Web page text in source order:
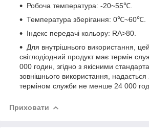
Робоча температура: -20~55℃.
Температура зберігання: 0℃~60℃.
Індекс передачі кольору: RA>80.
Для внутрішнього використання,
світлодіодний продукт має термін
000 годин, згідно з якісними
зовнішнього використання, надається
терміном служби не менше 24 000
Приховати